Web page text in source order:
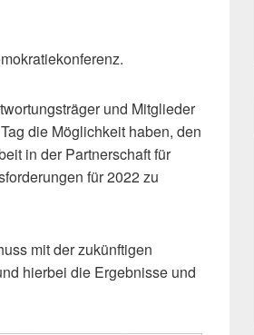
und Mitglieder
die Möglichkeit haben, den
in der Partnerschaft für
für 2022 zu
mit der zukünftigen
hierbei die Ergebnisse und